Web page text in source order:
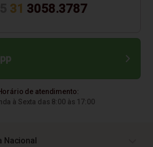
31 3058.3787
de atendimento:
à Sexta das 8:00 às 17:00
Nacional